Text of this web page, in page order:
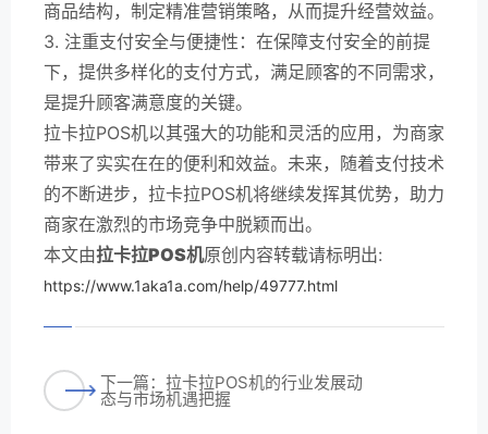
商品结构，制定精准营销策略，从而提升经营效益。
3. 注重支付安全与便捷性：在保障支付安全的前提
下，提供多样化的支付方式，满足顾客的不同需求，
是提升顾客满意度的关键。
拉卡拉POS机以其强大的功能和灵活的应用，为商家
带来了实实在在的便利和效益。未来，随着支付技术
的不断进步，拉卡拉POS机将继续发挥其优势，助力
商家在激烈的市场竞争中脱颖而出。
本文由拉卡拉POS机原创内容转载请标明出:
https://www.1aka1a.com/help/49777.html
下一篇：拉卡拉POS机的行业发展动
态与市场机遇把握